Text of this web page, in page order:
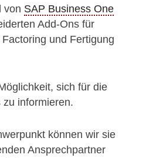
von SAP Business One
Add-Ons für
Factoring und Fertigung
sich für die
informieren.
können wir sie
Ansprechpartner